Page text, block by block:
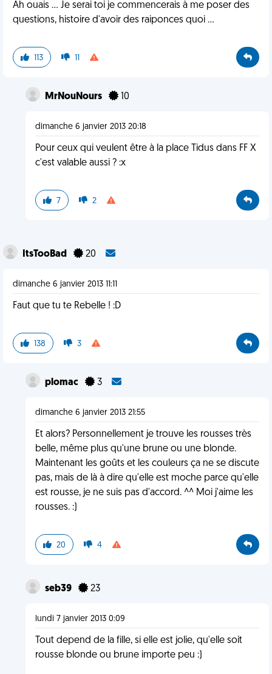
Ah ouais ... Je serai toi je commencerais à me poser des
questions, histoire d'avoir des raiponces quoi ...
113 11
MrNouNours 10
dimanche 6 janvier 2013 20:18
Pour ceux qui veulent être à la place Tidus dans FF X
c'est valable aussi ? :x
7 2
ItsTooBad 20
dimanche 6 janvier 2013 11:11
Faut que tu te Rebelle ! :D
138 3
plomac 3
dimanche 6 janvier 2013 21:55
Et alors? Personnellement je trouve les rousses très
belle, même plus qu'une brune ou une blonde.
Maintenant les goûts et les couleurs ça ne se discute
pas, mais de là à dire qu'elle est moche parce qu'elle
est rousse, je ne suis pas d'accord. ^^ Moi j'aime les
rousses. :)
20 4
seb39 23
lundi 7 janvier 2013 0:09
Tout depend de la fille, si elle est jolie, qu'elle soit
rousse blonde ou brune importe peu :)